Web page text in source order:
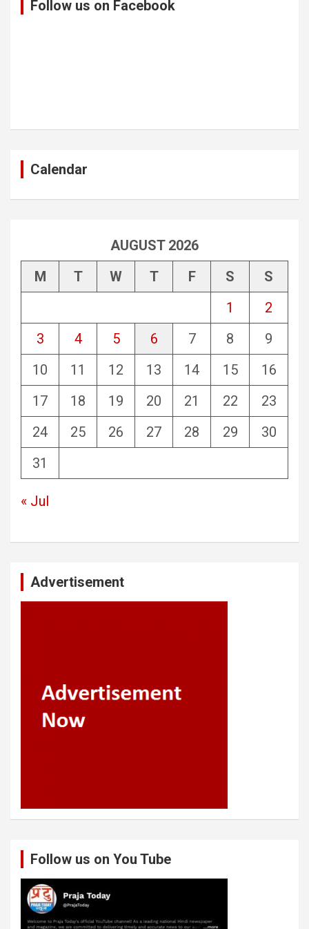
Follow us on Facebook
Calendar
AUGUST 2026
M
T W T F S
S
1
2
3
4 5 6 7 8
9
10
11 12 13 14 15
16
17
18 19 20 21 22
23
24
25 26 27 28 29
30
31
« Jul
Advertisement
Follow us on You Tube